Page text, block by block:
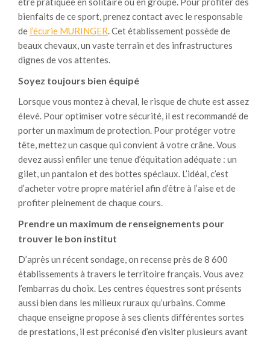
bienfaits de ce sport, prenez contact avec le responsable
de l’écurie MURINGER. Cet établissement possède de
beaux chevaux, un vaste terrain et des infrastructures
dignes de vos attentes.
Soyez toujours bien équipé
Lorsque vous montez à cheval, le risque de chute est assez
élevé. Pour optimiser votre sécurité, il est recommandé de
porter un maximum de protection. Pour protéger votre
tête, mettez un casque qui convient à votre crâne. Vous
devez aussi enfiler une tenue d’équitation adéquate : un
gilet, un pantalon et des bottes spéciaux. L’idéal, c’est
d’acheter votre propre matériel afin d’être à l’aise et de
profiter pleinement de chaque cours.
Prendre un maximum de renseignements pour
trouver le bon institut
D’après un récent sondage, on recense près de 8 600
établissements à travers le territoire français. Vous avez
l’embarras du choix. Les centres équestres sont présents
aussi bien dans les milieux ruraux qu’urbains. Comme
chaque enseigne propose à ses clients différentes sortes
de prestations, il est préconisé d’en visiter plusieurs avant